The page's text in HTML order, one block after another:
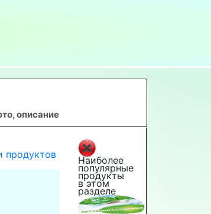
описание
продуктов
Наиболее
популярные
продукты
в этом
разделе